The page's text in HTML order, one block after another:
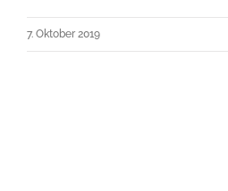
7. Oktober 2019